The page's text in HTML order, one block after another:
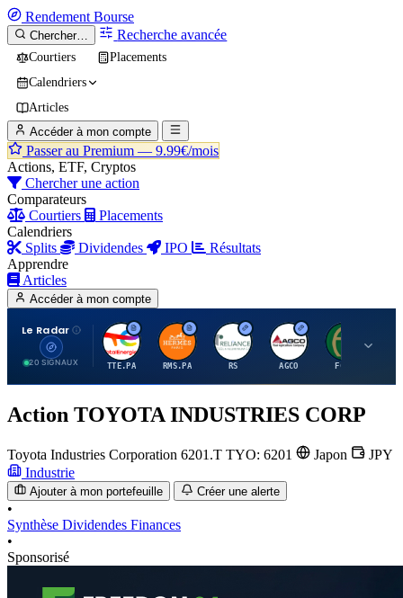
Rendement Bourse
Chercher… Recherche avancée
Courtiers
Placements
Calendriers
Articles
Accéder à mon compte
Passer au Premium — 9.99€/mois
Actions, ETF, Cryptos
Chercher une action
Comparateurs
Courtiers
Placements
Calendriers
Splits
Dividendes IPO
Résultats
Apprendre
Articles
Accéder à mon compte
Le Radar
20 SIGNAUX
T
TTE.PA
H
RMS.PA
R
RS
A
AGCO FCFS
Action TOYOTA INDUSTRIES CORP
Toyota Industries Corporation 6201.T TYO: 6201 Japon
JPY
Industrie
Ajouter à mon portefeuille Créer une alerte
•
Synthèse Dividendes Finances
•
Sponsorisé